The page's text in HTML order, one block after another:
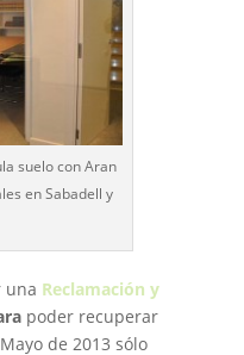
suelo con Aran
en Sabadell y
una Reclamación y
poder recuperar
de 2013 sólo